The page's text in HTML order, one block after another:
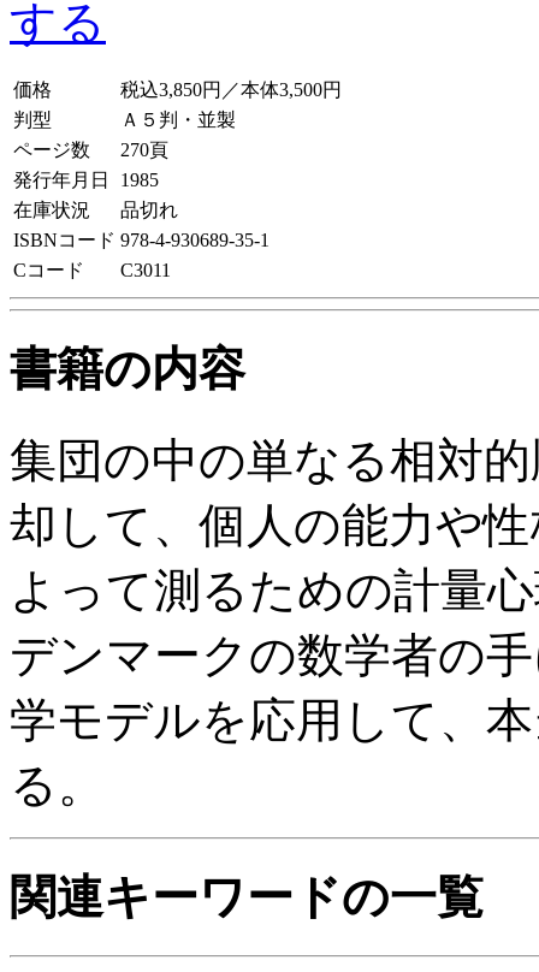
価格
税込3,850円／本体3,500円
判型
Ａ５判・並製
ページ数
270頁
発行年月日
1985
在庫状況
品切れ
ISBNコード 978-4-930689-35-1
Cコード
C3011
書籍の内容
集団の中の単なる相対
却して、個人の能力や
よって測るための計量
デンマークの数学者の
学モデルを応用して、
る。
関連キーワードの一覧